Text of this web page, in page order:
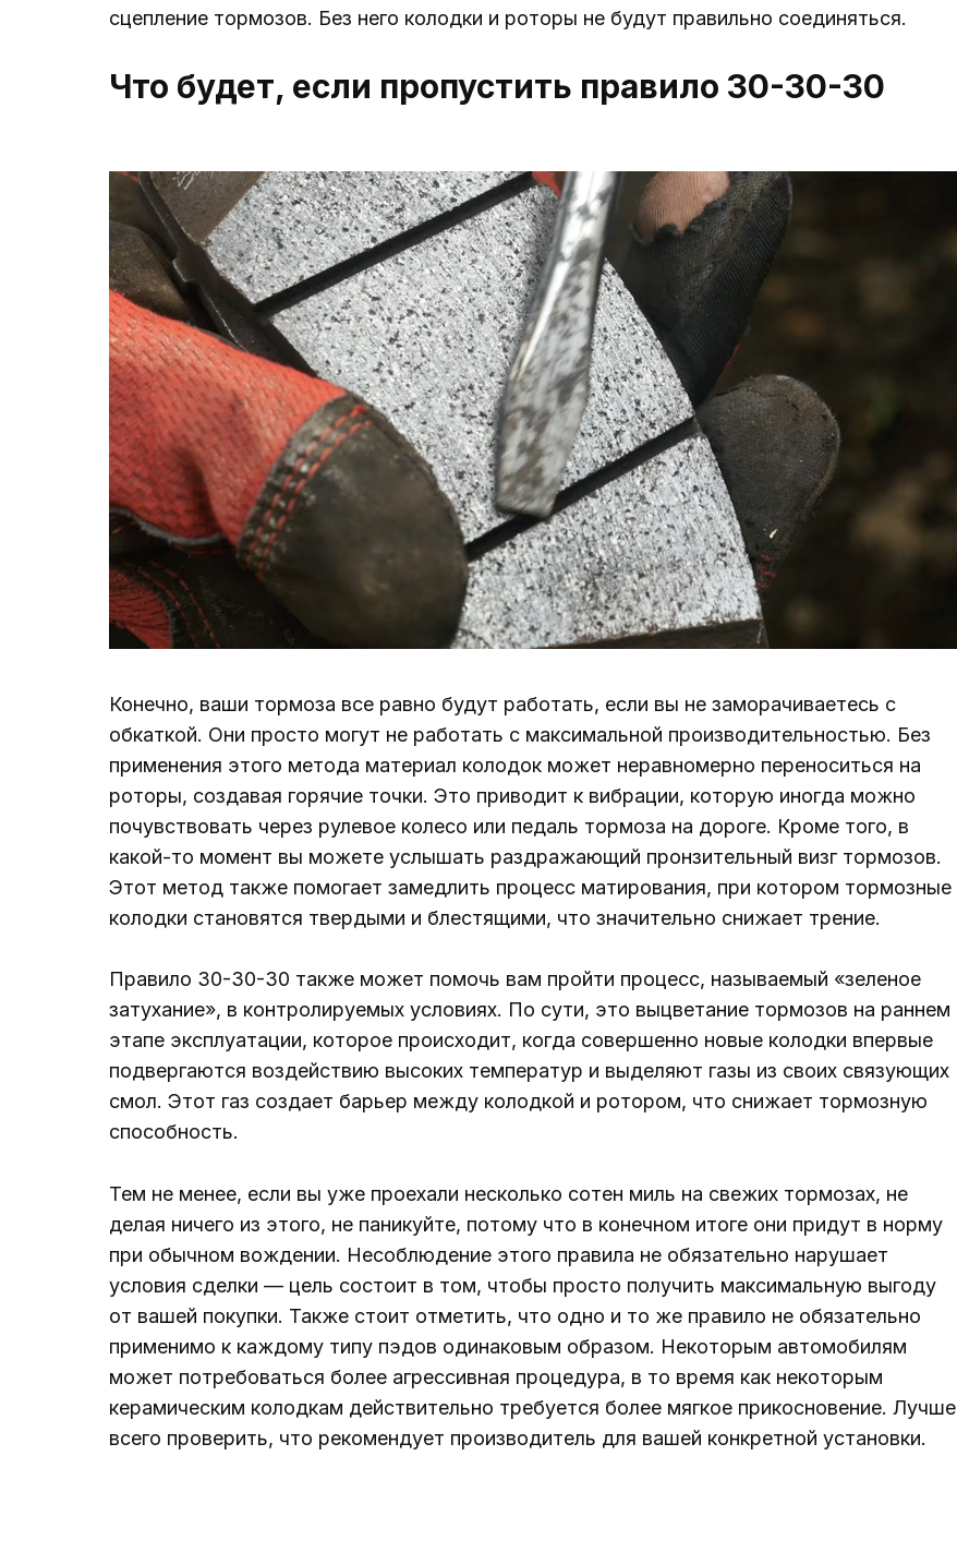
сцепление тормозов. Без него колодки и роторы не будут правильно соединяться.
Что будет, если пропустить правило 30-30-30
Конечно, ваши тормоза все равно будут работать, если вы не заморачиваетесь с
обкаткой. Они просто могут не работать с максимальной производительностью. Без
применения этого метода материал колодок может неравномерно переноситься на
роторы, создавая горячие точки. Это приводит к вибрации, которую иногда можно
почувствовать через рулевое колесо или педаль тормоза на дороге. Кроме того, в
какой-то момент вы можете услышать раздражающий пронзительный визг тормозов.
Этот метод также помогает замедлить процесс матирования, при котором тормозные
колодки становятся твердыми и блестящими, что значительно снижает трение.
Правило 30-30-30 также может помочь вам пройти процесс, называемый «зеленое
затухание», в контролируемых условиях. По сути, это выцветание тормозов на раннем
этапе эксплуатации, которое происходит, когда совершенно новые колодки впервые
подвергаются воздействию высоких температур и выделяют газы из своих связующих
смол. Этот газ создает барьер между колодкой и ротором, что снижает тормозную
способность.
Тем не менее, если вы уже проехали несколько сотен миль на свежих тормозах, не
делая ничего из этого, не паникуйте, потому что в конечном итоге они придут в норму
при обычном вождении. Несоблюдение этого правила не обязательно нарушает
условия сделки — цель состоит в том, чтобы просто получить максимальную выгоду
от вашей покупки. Также стоит отметить, что одно и то же правило не обязательно
применимо к каждому типу пэдов одинаковым образом. Некоторым автомобилям
может потребоваться более агрессивная процедура, в то время как некоторым
керамическим колодкам действительно требуется более мягкое прикосновение. Лучше
всего проверить, что рекомендует производитель для вашей конкретной установки.